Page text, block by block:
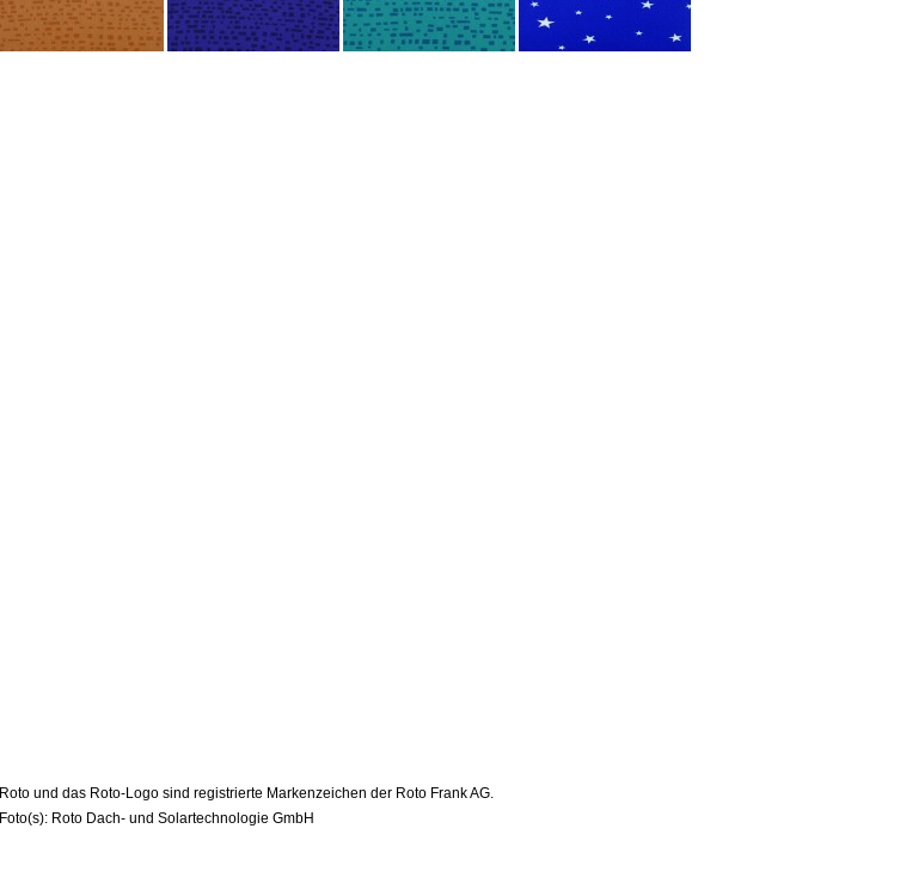
Roto und das Roto-Logo sind registrierte Markenzeichen der Roto Frank AG.
Foto(s): Roto Dach- und Solartechnologie GmbH